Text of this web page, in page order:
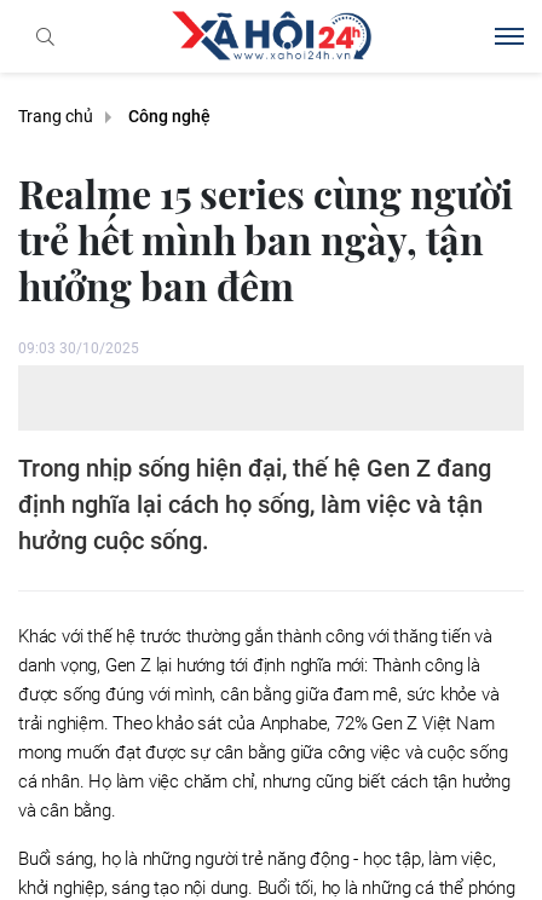
Trang chủ Công nghệ
Realme 15 series cùng người
trẻ hết mình ban ngày, tận
hưởng ban đêm
09:03 30/10/2025
Trong nhịp sống hiện đại, thế hệ Gen Z đang
định nghĩa lại cách họ sống, làm việc và tận
hưởng cuộc sống.
Khác với thế hệ trước thường gắn thành công với thăng tiến và
danh vọng, Gen Z lại hướng tới định nghĩa mới: Thành công là
được sống đúng với mình, cân bằng giữa đam mê, sức khỏe và
trải nghiệm. Theo khảo sát của Anphabe, 72% Gen Z Việt Nam
mong muốn đạt được sự cân bằng giữa công việc và cuộc sống
cá nhân. Họ làm việc chăm chỉ, nhưng cũng biết cách tận hưởng
và cân bằng.
Buổi sáng, họ là những người trẻ năng động - học tập, làm việc,
khởi nghiệp, sáng tạo nội dung. Buổi tối, họ là những cá thể phóng